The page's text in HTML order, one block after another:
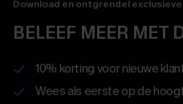
Download en ontgrendel
BELEEF MEER MET
10% korting voor nieuwe
Wees als eerste op de